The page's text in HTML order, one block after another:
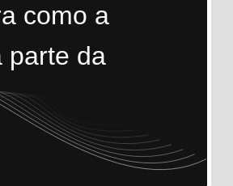
como a
parte da